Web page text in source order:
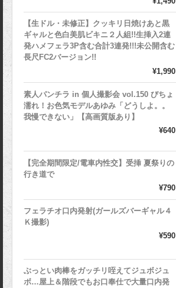
【生ドル・未修正】クッキリ日焼けあと黒
ギャルと色白美肌ビキニ２人組!!生挿入2連
発ハメフェラ3P含む合計3連発!!!未公開含む
長尺FC2バージョン!!
¥1,990
素人パンチラ in 個人撮影会 vol.150 びちょ
濡れ！お色気モデルあゆみ「どうしよ。。
我慢できない」【高画質版あり】
¥640
【完全期間限定/電車内性交】受挿 夏祭りの
行き道で
¥790
フェラチオ口内発射(ガールズバーギャル４
Ｋ撮影)
¥590
ぶっとい肉棒をガッチリ咥えてジュボジュ
ボ…屋上＆階段でもお口奉仕で大量口内発